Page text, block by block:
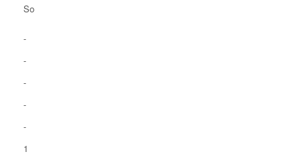
So
-
-
-
-
-
1